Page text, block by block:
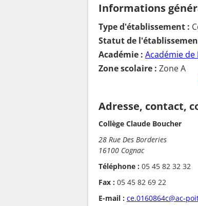
Informations
Type d'établissement :
Statut de
Académie : Académie de
Zone scolaire : Zone A
Adresse, contact,
Collège Claude Boucher
28 Rue Des Borderies
16100 Cognac
Téléphone : 05 45 82 32 32
Fax : 05 45 82 69 22
E-mail : ce.0160864c@ac-